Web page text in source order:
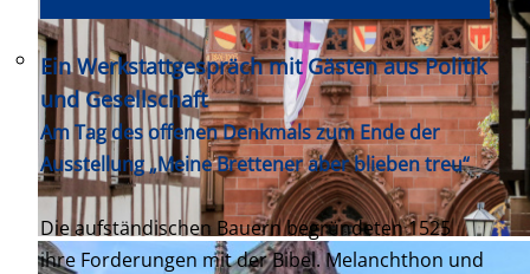
Ein Werkstattgespräch mit Gästen aus Politik
und Gesellschaft
Am Tag des offenen Denkmals zum Ende der
Ausstellung „Meine Brettener aber blieben treu“
Die aufständischen Bauern begründeten 1525
ihre Forderungen mit der Bibel. Melanchthon und